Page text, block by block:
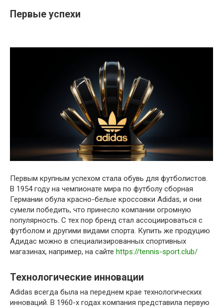
Первые успехи
Первым крупным успехом стала обувь для футболистов.
В 1954 году на чемпионате мира по футболу сборная
Германии обула красно-белые кроссовки Adidas, и они
сумели победить, что принесло компании огромную
популярность. С тех пор бренд стал ассоциироваться с
футболом и другими видами спорта. Купить же продуцию
Адидас можно в специализированных спортивных
магазинах, например, на сайте https://tennis-sport.club/
Технологические инновации
Adidas всегда была на переднем крае технологических
инноваций. В 1960-х годах компания представила первую